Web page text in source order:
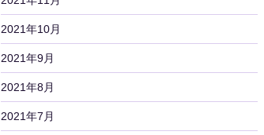
2021年10月
2021年9月
2021年8月
2021年7月